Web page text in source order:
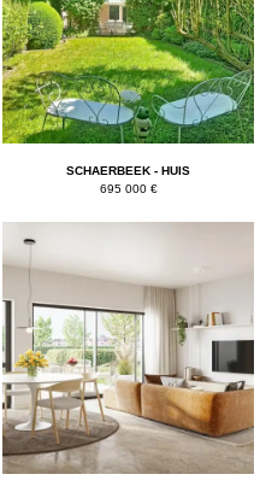
SCHAERBEEK - HUIS
695 000 €